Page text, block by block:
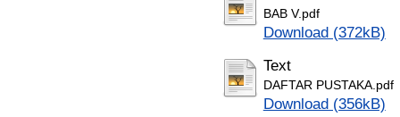
BAB V.pdf
Download (372kB)
Text
DAFTAR PUSTAKA.pdf
Download (356kB)